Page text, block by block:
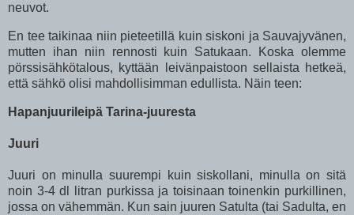
neuvot.
En tee taikinaa niin pieteetillä kuin siskoni ja Sauvajyvänen,
mutten ihan niin rennosti kuin Satukaan. Koska olemme
pörssisähkötalous, kyttään leivänpaistoon sellaista hetkeä,
että sähkö olisi mahdollisimman edullista. Näin teen:
Hapanjuurileipä Tarina-juuresta
Juuri
Juuri on minulla suurempi kuin siskollani, minulla on sitä
noin 3-4 dl litran purkissa ja toisinaan toinenkin purkillinen,
jossa on vähemmän. Kun sain juuren Satulta (tai Sadulta, en